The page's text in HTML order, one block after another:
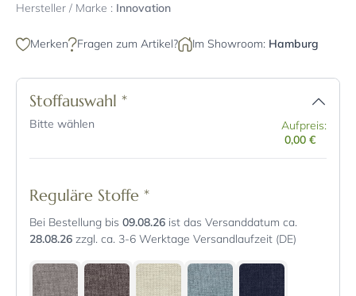
Hersteller / Marke : Innovation
Merken Fragen zum Artikel? Im Showroom: Hamburg
Stoffauswahl *
Bitte wählen
Aufpreis:
0,00 €
Reguläre Stoffe *
Bei Bestellung bis 09.08.26 ist das Versanddatum ca.
28.08.26 zzgl. ca. 3-6 Werktage Versandlaufzeit (DE)